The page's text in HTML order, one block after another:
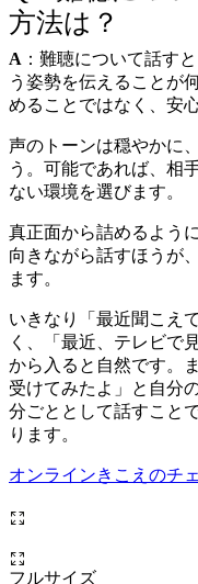
方法は？
A ：難聴について話す
う姿勢を伝えることが
めることではなく、安
声のトーンは穏やかに
う。可能であれば、相
ない環境を選びます。
真正面から詰めるよう
向きながら話すほうが
ます。
いきなり「最近聞こえ
く、「最近、テレビで
から入ると自然です。
受けてみたよ」と自分
分ごととして話すこと
ります。
オンラインきこえのチ
フルサイズ